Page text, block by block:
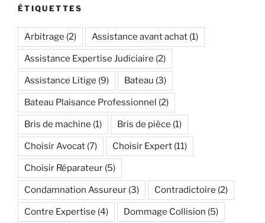
ÉTIQUETTES
Arbitrage (2) Assistance avant achat (1)
Assistance Expertise Judiciaire (2)
Assistance Litige (9) Bateau (3)
Bateau Plaisance Professionnel (2)
Bris de machine (1) Bris de pièce (1)
Choisir Avocat (7) Choisir Expert (11)
Choisir Réparateur (5)
Condamnation Assureur (3) Contradictoire (2)
Contre Expertise (4) Dommage Collision (5)